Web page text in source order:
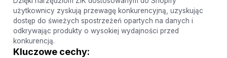
użytkownicy zyskują przewagę konkurencyjną, uzyskując
dostęp do świeżych spostrzeżeń opartych na danych i
odkrywając produkty o wysokiej wydajności przed
konkurencją.
Kluczowe cechy: